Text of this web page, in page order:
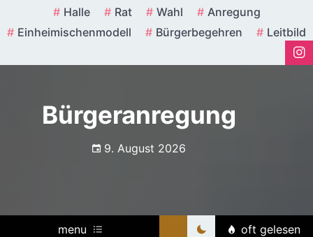
to
Halle Rat Wahl
Anregung
Einheimischenmodell
Bürgerbegehren Leitbild
Bürgeranregung
9. August 2026
menu oft gelesen